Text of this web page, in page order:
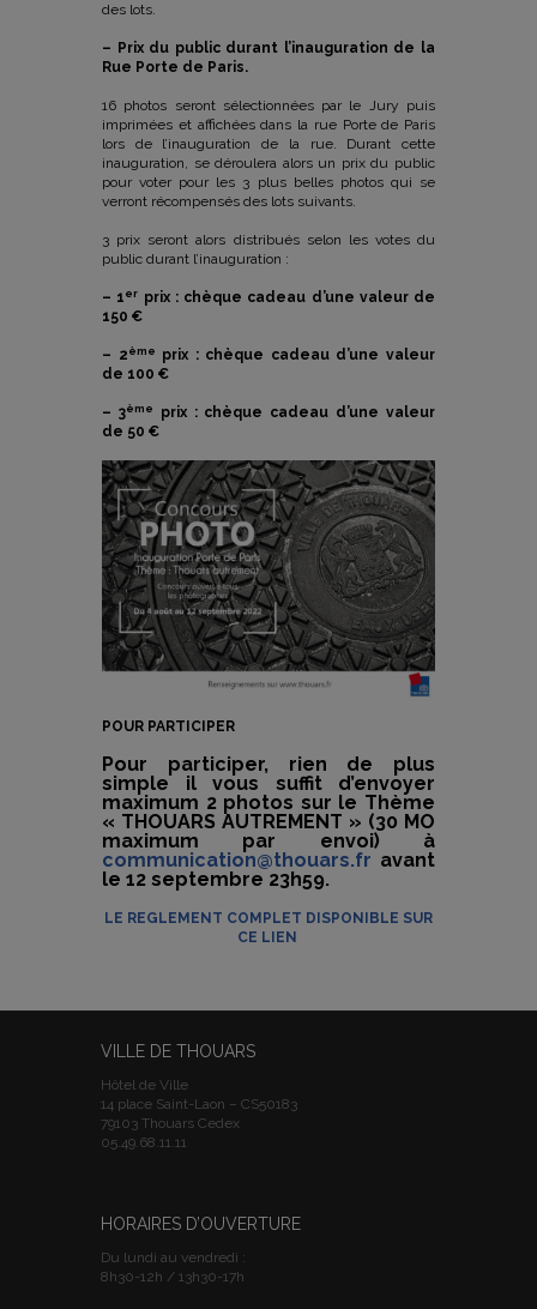
des lots.
– Prix du public durant l’inauguration de la
Rue Porte de Paris.
16 photos seront sélectionnées par le Jury puis
imprimées et affichées dans la rue Porte de Paris
lors de l’inauguration de la rue. Durant cette
inauguration, se déroulera alors un prix du public
pour voter pour les 3 plus belles photos qui se
verront récompensés des lots suivants.
3 prix seront alors distribués selon les votes du
public durant l’inauguration :
– 1 er prix : chèque cadeau d’une valeur de
150 €
– 2 ème
prix : chèque cadeau d’une valeur
de 100 €
– 3ème
prix : chèque cadeau d’une valeur
de 50 €
POUR PARTICIPER
Pour participer, rien de plus
simple il vous suffit d’envoyer
maximum 2 photos sur le Thème
« THOUARS AUTREMENT » (30 MO
maximum par envoi) à
communication@thouars.fr avant
le 12 septembre 23h59.
LE REGLEMENT COMPLET DISPONIBLE SUR
CE LIEN
VILLE DE THOUARS
Hôtel de Ville
14 place Saint-Laon – CS50183
79103 Thouars Cedex
05.49.68.11.11
HORAIRES D’OUVERTURE
Du lundi au vendredi :
8h30-12h / 13h30-17h